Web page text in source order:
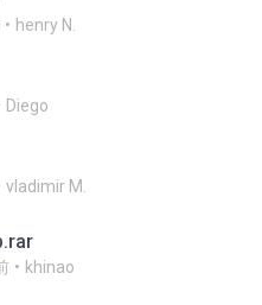
henry N.
Diego
vladimir M.
khinao